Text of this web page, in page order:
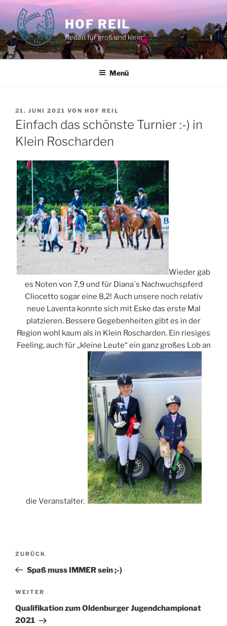
Zum
Inhalt
springen
HOF REIL
Reiten für groß und klein
Menü
VERÖFFENTLICHT
AM
21. JUNI 2021 VON HOF REIL
Einfach das schönste Turnier :-) in
Klein Roscharden
Wieder gab
es Noten von 7,9 und für Diana`s Nachwuchspferd
Cliocetto sogar eine 8,2! Auch unsere noch relativ
neue Laventa konnte sich mit Eske das erste Mal
platzieren. Bessere Gegebenheiten gibt es in der
Region wohl kaum als in Klein Roscharden. Ein riesiges
Feeling, auch für „kleine Leute“ ein ganz großes Lob an
die Veranstalter.
Beitragsnavigation
Vorheriger
Beitrag
ZURÜCK
Spaß muss IMMER sein ;-)
Nächster
Beitrag
WEITER
Qualifikation zum Oldenburger Jugendchampionat
2021